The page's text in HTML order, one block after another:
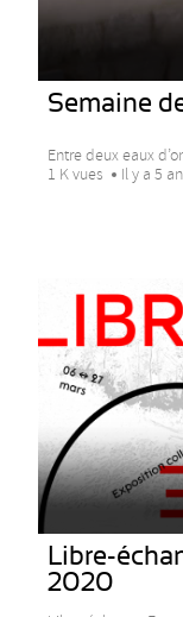
Semaine
Entre deux eaux
1 K vues
Il y a 5
Libre-
2020